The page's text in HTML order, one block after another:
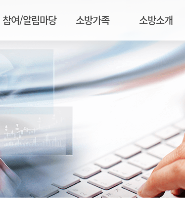
참여/알림마당 소방가족 소방소개